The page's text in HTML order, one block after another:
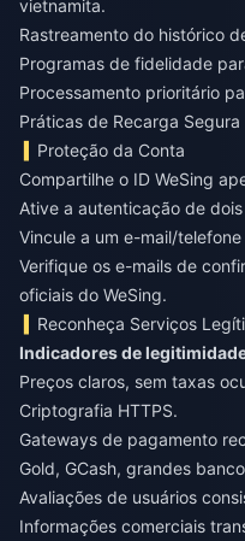
vietnamita.
Rastreamento do histórico
Programas de fidelidade
Processamento prioritário
Práticas de Recarga Segura
Proteção da Conta
Compartilhe o ID WeSing
Ative a autenticação de
Vincule a um e-mail/telefone
Verifique os e-mails de
oficiais do WeSing.
Reconheça Serviços
Indicadores de
Preços claros, sem taxas
Criptografia HTTPS.
Gateways de pagamento
Gold, GCash, grandes
Avaliações de usuários
Informações comerciais